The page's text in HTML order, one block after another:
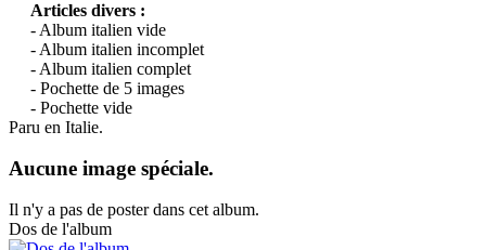
Articles divers :
- Album italien vide
- Album italien incomplet
- Album italien complet
- Pochette de 5 images
- Pochette vide
Paru en Italie.
Aucune image spéciale.
Il n'y a pas de poster dans cet album.
Dos de l'album